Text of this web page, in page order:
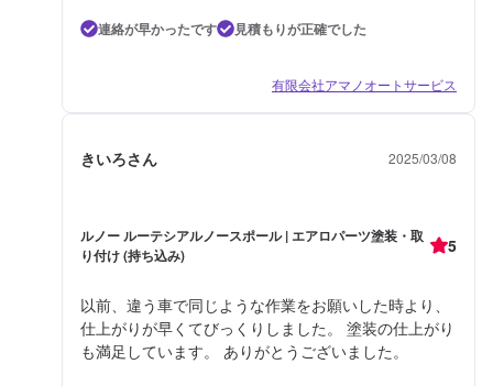
連絡が早かったです
見積もりが正確でした
有限会社アマノオートサービス
きいろさん 2025/03/08
ルノー ルーテシアルノースポール | エアロパーツ塗装・取
り付け (持ち込み)
5
以前、違う車で同じような作業をお願いした時より、
仕上がりが早くてびっくりしました。 塗装の仕上がり
も満足しています。 ありがとうございました。